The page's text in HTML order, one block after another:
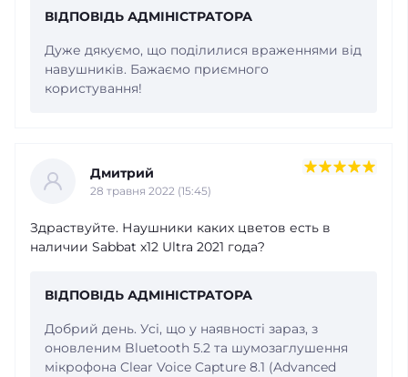
ВІДПОВІДЬ АДМІНІСТРАТОРА
Дуже дякуємо, що поділилися враженнями від
навушників. Бажаємо приємного
користування!
Дмитрий
28 травня 2022 (15:45)
Здраствуйте. Наушники каких цветов есть в
наличии Sabbat x12 Ultra 2021 года?
ВІДПОВІДЬ АДМІНІСТРАТОРА
Добрий день. Усі, що у наявності зараз, з
оновленим Bluetooth 5.2 та шумозаглушення
мікрофона Clear Voice Capture 8.1 (Advanced